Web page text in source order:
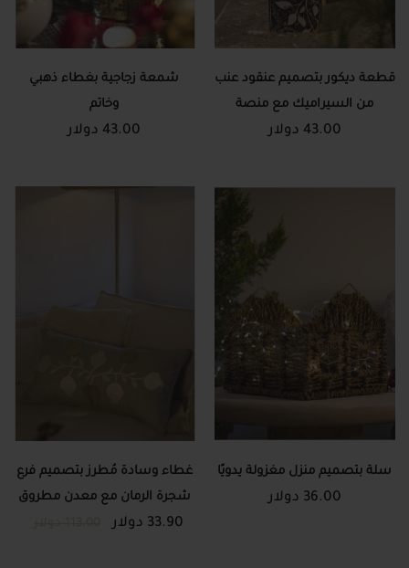
قطعة ديكور بتصميم عنقود عنب
من السيراميك مع منصة
43.00 دولار
شمعة زجاجية بغطاء ذهبي
وخاتم
43.00 دولار
سلة بتصميم منزل مغزولة يدويًا
36.00 دولار
غطاء وسادة مُطرز بتصميم فرع
شجرة الرمان مع معدن مطروق
33.90 دولار